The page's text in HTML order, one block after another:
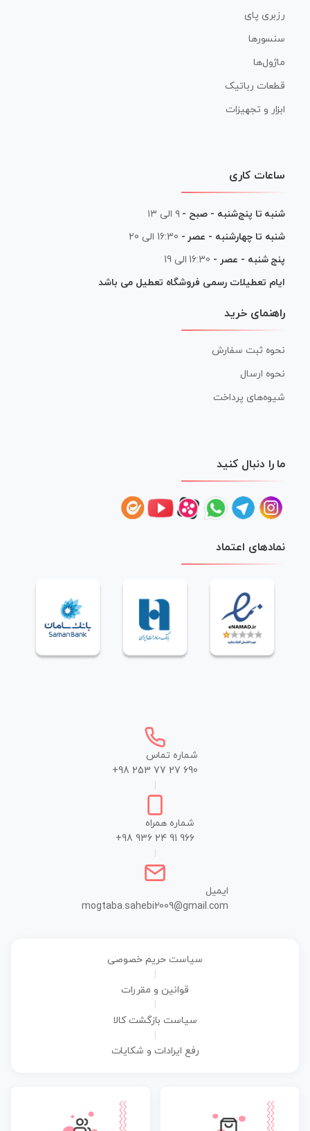
رزبری پای
سنسورها
ماژول‌ها
قطعات رباتیک
ابزار و تجهیزات
ساعات کاری
شنبه تا پنج‌شنبه - صبح - ۹ الی ۱۳
شنبه تا چهارشنبه - عصر - 16:30 الی 20
پنج شنبه - عصر - 16:30 الی 19
ایام تعطیلات رسمی فروشگاه تعطیل می باشد
راهنمای خرید
نحوه ثبت سفارش
نحوه ارسال
شیوه‌های پرداخت
ما را دنبال کنید
نمادهای اعتماد
شماره تماس
+98 253 77 27 690
شماره همراه
+98 936 24 91 966
ایمیل
mogtaba.sahebi2009@gmail.com
سیاست حریم خصوصی
قوانین و مقررات
سیاست بازگشت کالا
رفع ایرادات و شکایات